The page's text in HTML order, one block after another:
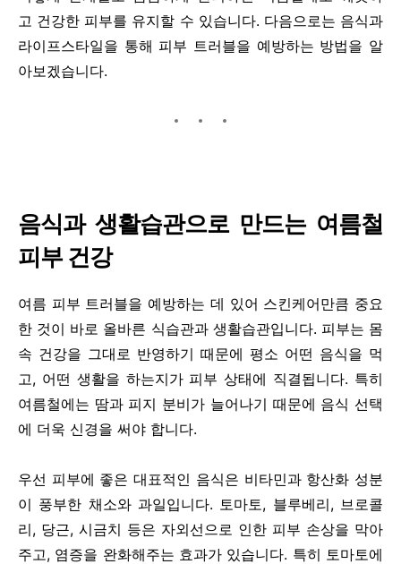
고 건강한 피부를 유지할 수 있습니다. 다음으로는 음식과
라이프스타일을 통해 피부 트러블을 예방하는 방법을 알
아보겠습니다.
음식과 생활습관으로 만드는 여름철
피부 건강
여름 피부 트러블을 예방하는 데 있어 스킨케어만큼 중요
한 것이 바로 올바른 식습관과 생활습관입니다. 피부는 몸
속 건강을 그대로 반영하기 때문에 평소 어떤 음식을 먹
고, 어떤 생활을 하는지가 피부 상태에 직결됩니다. 특히
여름철에는 땀과 피지 분비가 늘어나기 때문에 음식 선택
에 더욱 신경을 써야 합니다.
우선 피부에 좋은 대표적인 음식은 비타민과 항산화 성분
이 풍부한 채소와 과일입니다. 토마토, 블루베리, 브로콜
리, 당근, 시금치 등은 자외선으로 인한 피부 손상을 막아
주고, 염증을 완화해주는 효과가 있습니다. 특히 토마토에